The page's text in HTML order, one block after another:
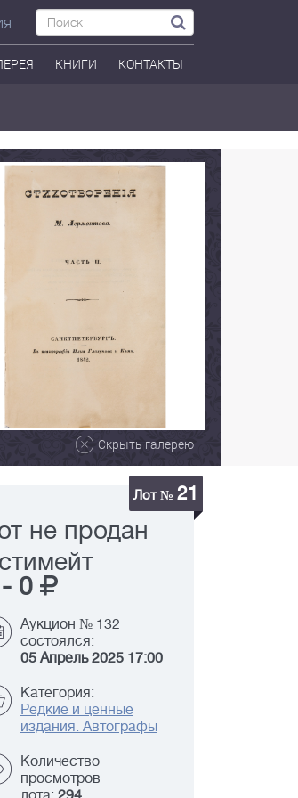
КНИГИ КОНТАКТЫ
Скрыть галерею
Лот № 21
не продан
- 0
Аукцион № 132
состоялся:
05 Апрель 2025 17:00
Категория:
Редкие и ценные
издания. Автографы
Количество
просмотров